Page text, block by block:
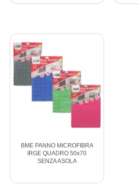
BME PANNO MICROFIBRA
IRGE QUADRO 50x70
SENZA ASOLA